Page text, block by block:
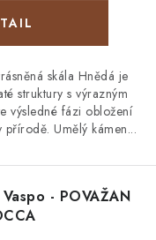
skála Hnědá je
struktury s výrazným
výsledné fázi obložení
přírodě. Umělý kámen...
- POVAŽAN